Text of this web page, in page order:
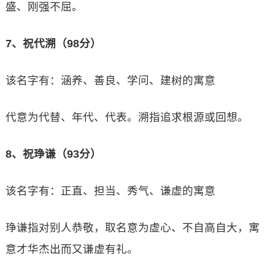
盛、刚强不屈。
7、祝代溯（98分）
该名字有：涵养、善良、学问、建树的寓意
代意为代替、年代、代表。溯指追求根源或回想。
8、祝琤谦（93分）
该名字有：正直、担当、秀气、谦虚的寓意
琤谦指对别人恭敬，取名意为虚心、不自高自大，寓
意才华杰出而又谦虚有礼。